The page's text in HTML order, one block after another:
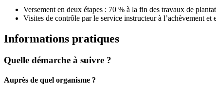
Versement en deux étapes : 70 % à la fin des travaux de
Visites de contrôle par le service instructeur à l’achèvement et
Informations pratiques
Quelle démarche à suivre ?
Auprès de quel organisme ?